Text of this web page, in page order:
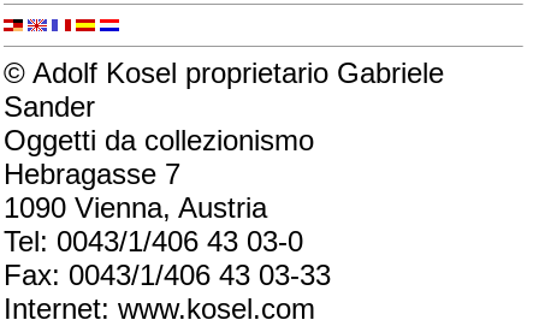
© Adolf Kosel proprietario Gabriele
Sander
Oggetti da collezionismo
Hebragasse 7
1090 Vienna, Austria
Tel: 0043/1/406 43 03-0
Fax: 0043/1/406 43 03-33
Internet: www.kosel.com